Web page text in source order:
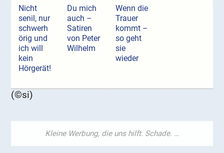
Nicht
senil, nur
schwerh
örig und
ich will
kein
Hörgerät!
Du mich
auch –
Satiren
von Peter
Wilhelm
Wenn die
Trauer
kommt –
so geht
sie
wieder
(©si)